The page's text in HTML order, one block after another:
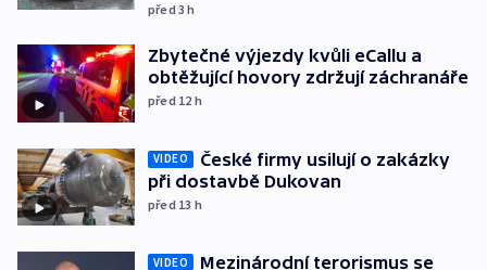
před 3h
Zbytečné výjezdy kvůli eCallu a
obtěžující hovory zdržují záchranáře
před 12 h
VIDEO
České firmy usilují o zakázky
při dostavbě Dukovan
před 13 h
VIDEO
Mezinárodní terorismus se